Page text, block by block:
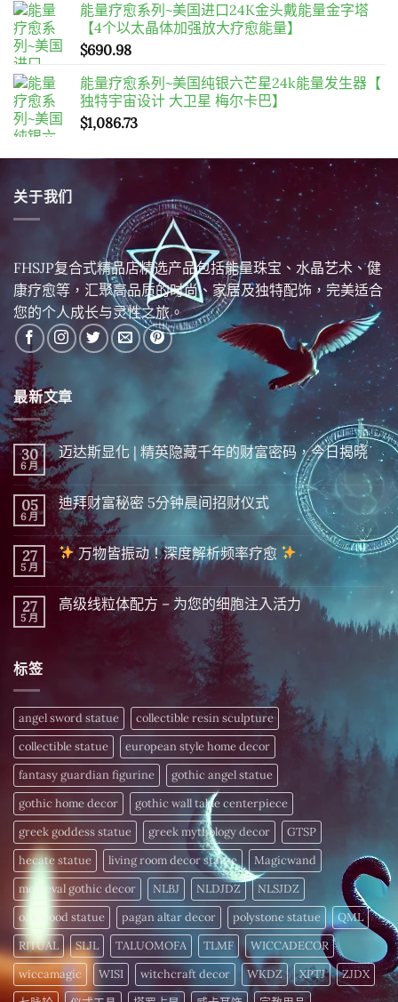
$690.98
能量疗愈系列~美国纯银六芒星24k能量发生器【
独特宇宙设计 大卫星 梅尔卡巴】
$1,086.73
关于我们
FHSJP复合式精品店精选产品包括能量珠宝、水晶艺术、健
康疗愈等，汇聚高品质的时尚、家居及独特配饰，完美适合
您的个人成长与灵性之旅。
最新文章
30
6 月
迈达斯显化 | 精英隐藏千年的财富密码，今日揭晓
在
〈迈
达
斯
显
化
|
精
英
隐
藏
千
年
富
尚
無
留
言
05
6 月
迪拜财富秘密 5分钟晨间招财仪式
在
〈迪
拜
财
富
秘
密 5
分
钟
晨
间
招
尚
無
留
言
27
5 月
万物皆振动！深度解析频率疗愈
在
〈
万
皆
振
动！
愈
〉
中
尚
無
留
言
27
5 月
高级线粒体配方 – 为您的细胞注入活力
在
〈高
级
的
细
胞
注
入
活
力〉
中
尚
無
留
标签
angel sword statue
collectible resin sculpture
collectible statue
european style home decor
fantasy guardian figurine
gothic angel statue
gothic home decor
gothic wall table centerpiece
greek goddess statue
greek mythology decor
GTSP
hecate statue
living room decor statue
Magicwand
medieval gothic decor
NLBJ NLDJDZ
NLSJDZ
oak wood statue
pagan altar decor polystone statue
QML
RITUAL
SLJL TALUOMOFA TLMF
WICCADECOR
wiccamagic
WISI witchcraft decor WKDZ XPTJ
ZJDX
七脉轮
仪式工具 塔罗占星 威卡耳饰
宗教用品
水晶按摩棒
水晶球底座 水晶魔法杖 神像摆件
纯锡饰品